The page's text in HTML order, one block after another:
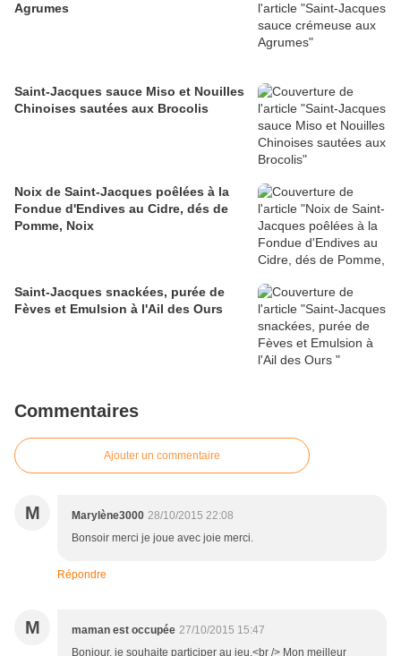
Agrumes
Saint-Jacques sauce Miso et Nouilles
Chinoises sautées aux Brocolis
Noix de Saint-Jacques poêlées à la
Fondue d'Endives au Cidre, dés de
Pomme, Noix
Saint-Jacques snackées, purée de
Fèves et Emulsion à l'Ail des Ours
Commentaires
Ajouter un commentaire
M Marylène3000 28/10/2015 22:08
Bonsoir merci je joue avec joie merci.
Répondre
M maman est occupée 27/10/2015 15:47
Bonjour, je souhaite participer au jeu.<br /> Mon meilleur